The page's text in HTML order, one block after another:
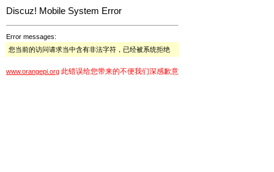
Discuz! Mobile System Error
Error messages:
您当前的访问请求当中含有非法字符，已经被系统拒绝
www.orangepi.org 此错误给您带来的不便我们深感歉意